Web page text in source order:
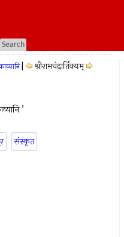
Search
श्रीरामचंद्रार्तिक्यम्
’
संस्कृत